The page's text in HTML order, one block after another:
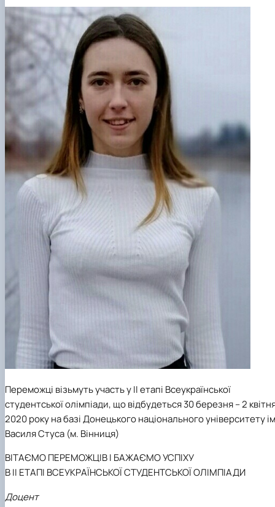
Переможці візьмуть участь у ІІ етапі Всеукраїнської
студентської олімпіади, що відбудеться 30 березня – 2
2020 року на базі Донецького національного університету
Василя Стуса (м. Вінниця)
ВІТАЄМО ПЕРЕМОЖЦІВ І БАЖАЄМО УСПІХУ
В ІІ ЕТАПІ ВСЕУКРАЇНСЬКОЇ СТУДЕНТСЬКОЇ ОЛІМПІАДИ
Доцент